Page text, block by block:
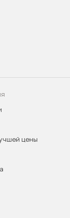
цены